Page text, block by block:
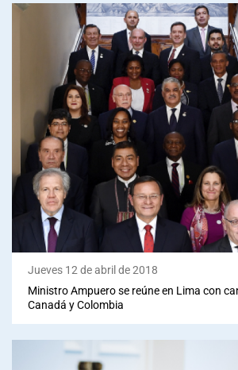
Política Exterior
Embajadas y consulados
Servicios ciudadanos
Subsecretaría de Relaciones
Internacionales
Sala de prensa
modo claro
Jueves 12 de abril de 2018
Ministro Ampuero se reúne en Lima con
Canadá y Colombia